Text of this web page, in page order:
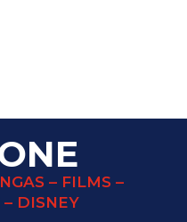
– FILMS –
– DISNEY